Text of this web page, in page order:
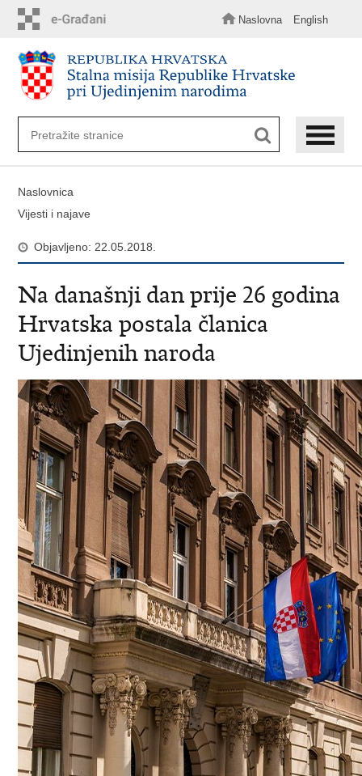
sadržaj
Naslovna English
Naslovnica
Vijesti i najave
Objavljeno: 22.05.2018.
Na današnji dan prije 26 godina
Hrvatska postala članica
Ujedinjenih naroda